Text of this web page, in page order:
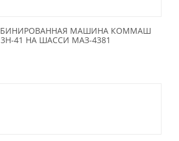
МАШИНА КОММАШ
41 НА ШАССИ МАЗ-4381